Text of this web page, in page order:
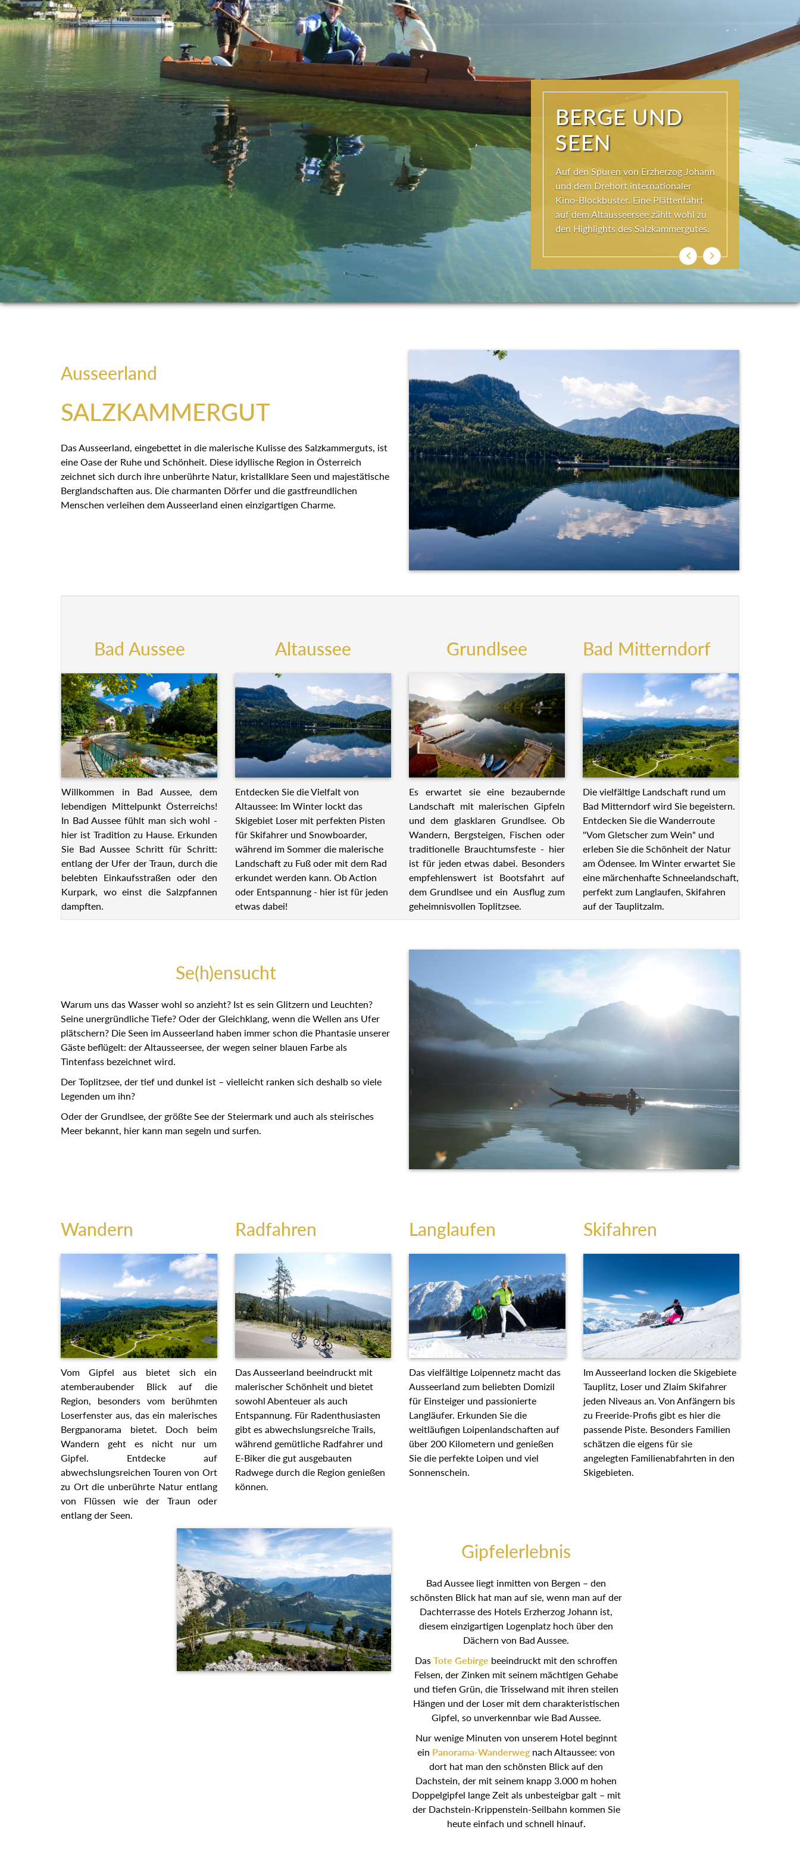
NATUR PUR
Ausseerland neue Kraft und viel
Inspiration. Das Wirkungsvermögen
kommt aus der Natur und ihren
ewigen Gestalten – den Bergen und
Seen.
ZurückWeiter
Ausseerland
SALZKAMMERGUT
Das Ausseerland, eingebettet in die malerische Kulisse des Salzkammerguts, ist
eine Oase der Ruhe und Schönheit. Diese idyllische Region in Österreich
zeichnet sich durch ihre unberührte Natur, kristallklare Seen und majestätische
Berglandschaften aus. Die charmanten Dörfer und die gastfreundlichen
Menschen verleihen dem Ausseerland einen einzigartigen Charme.
Bad Aussee
Willkommen in Bad Aussee, dem
lebendigen Mittelpunkt Österreichs!
In Bad Aussee fühlt man sich wohl -
hier ist Tradition zu Hause. Erkunden
Sie Bad Aussee Schritt für Schritt:
entlang der Ufer der Traun, durch die
belebten Einkaufsstraßen oder den
Kurpark, wo einst die Salzpfannen
dampften.
Altaussee
Entdecken Sie die Vielfalt von
Altaussee: Im Winter lockt das
Skigebiet Loser mit perfekten Pisten
für Skifahrer und Snowboarder,
während im Sommer die malerische
Landschaft zu Fuß oder mit dem Rad
erkundet werden kann. Ob Action
oder Entspannung - hier ist für jeden
etwas dabei!
Grundlsee
Es erwartet sie eine bezaubernde
Landschaft mit malerischen Gipfeln
und dem glasklaren Grundlsee. Ob
Wandern, Bergsteigen, Fischen oder
traditionelle Brauchtumsfeste - hier
ist für jeden etwas dabei. Besonders
empfehlenswert ist Bootsfahrt auf
dem Grundlsee und ein Ausflug zum
geheimnisvollen Toplitzsee.
Bad Mitterndorf
Die vielfältige Landschaft rund um
Bad Mitterndorf wird Sie begeistern.
Entdecken Sie die Wanderroute
"Vom Gletscher zum Wein" und
erleben Sie die Schönheit der Natur
am Ödensee. Im Winter erwartet Sie
eine märchenhafte Schneelandschaft,
perfekt zum Langlaufen, Skifahren
auf der Tauplitzalm.
Se(h)ensucht
Warum uns das Wasser wohl so anzieht? Ist es sein Glitzern und Leuchten?
Seine unergründliche Tiefe? Oder der Gleichklang, wenn die Wellen ans Ufer
plätschern? Die Seen im Ausseerland haben immer schon die Phantasie unserer
Gäste beflügelt: der Altausseersee, der wegen seiner blauen Farbe als
Tintenfass bezeichnet wird.
Der Toplitzsee, der tief und dunkel ist – vielleicht ranken sich deshalb so viele
Legenden um ihn?
Oder der Grundlsee, der größte See der Steiermark und auch als steirisches
Meer bekannt, hier kann man segeln und surfen.
Wandern
Vom Gipfel aus bietet sich ein
atemberaubender Blick auf die
Region, besonders vom berühmten
Loserfenster aus, das ein malerisches
Bergpanorama bietet. Doch beim
Wandern geht es nicht nur um
Gipfel. Entdecke auf
abwechslungsreichen Touren von Ort
zu Ort die unberührte Natur entlang
von Flüssen wie der Traun oder
entlang der Seen.
Radfahren
Das Ausseerland beeindruckt mit
malerischer Schönheit und bietet
sowohl Abenteuer als auch
Entspannung. Für Radenthusiasten
gibt es abwechslungsreiche Trails,
während gemütliche Radfahrer und
E-Biker die gut ausgebauten
Radwege durch die Region genießen
können.
Langlaufen
Das vielfältige Loipennetz macht das
Ausseerland zum beliebten Domizil
für Einsteiger und passionierte
Langläufer. Erkunden Sie die
weitläufigen Loipenlandschaften auf
über 200 Kilometern und genießen
Sie die perfekte Loipen und viel
Sonnenschein.
Skifahren
Im Ausseerland locken die Skigebiete
Tauplitz, Loser und Zlaim Skifahrer
jeden Niveaus an. Von Anfängern bis
zu Freeride-Profis gibt es hier die
passende Piste. Besonders Familien
schätzen die eigens für sie
angelegten Familienabfahrten in den
Skigebieten.
Gipfelerlebnis
Bad Aussee liegt inmitten von Bergen – den
schönsten Blick hat man auf sie, wenn man auf der
Dachterrasse des Hotels Erzherzog Johann ist,
diesem einzigartigen Logenplatz hoch über den
Dächern von Bad Aussee.
Das Tote Gebirge beeindruckt mit den schroffen
Felsen, der Zinken mit seinem mächtigen Gehabe
und tiefen Grün, die Trisselwand mit ihren steilen
Hängen und der Loser mit dem charakteristischen
Gipfel, so unverkennbar wie Bad Aussee.
Nur wenige Minuten von unserem Hotel beginnt
ein Panorama-Wanderwegnach Altaussee: von
dort hat man den schönsten Blick auf den
Dachstein, der mit seinem knapp 3.000 m hohen
Doppelgipfel lange Zeit als unbesteigbar galt – mit
der Dachstein-Krippenstein-Seilbahn kommen Sie
heute einfach und schnell hinauf.